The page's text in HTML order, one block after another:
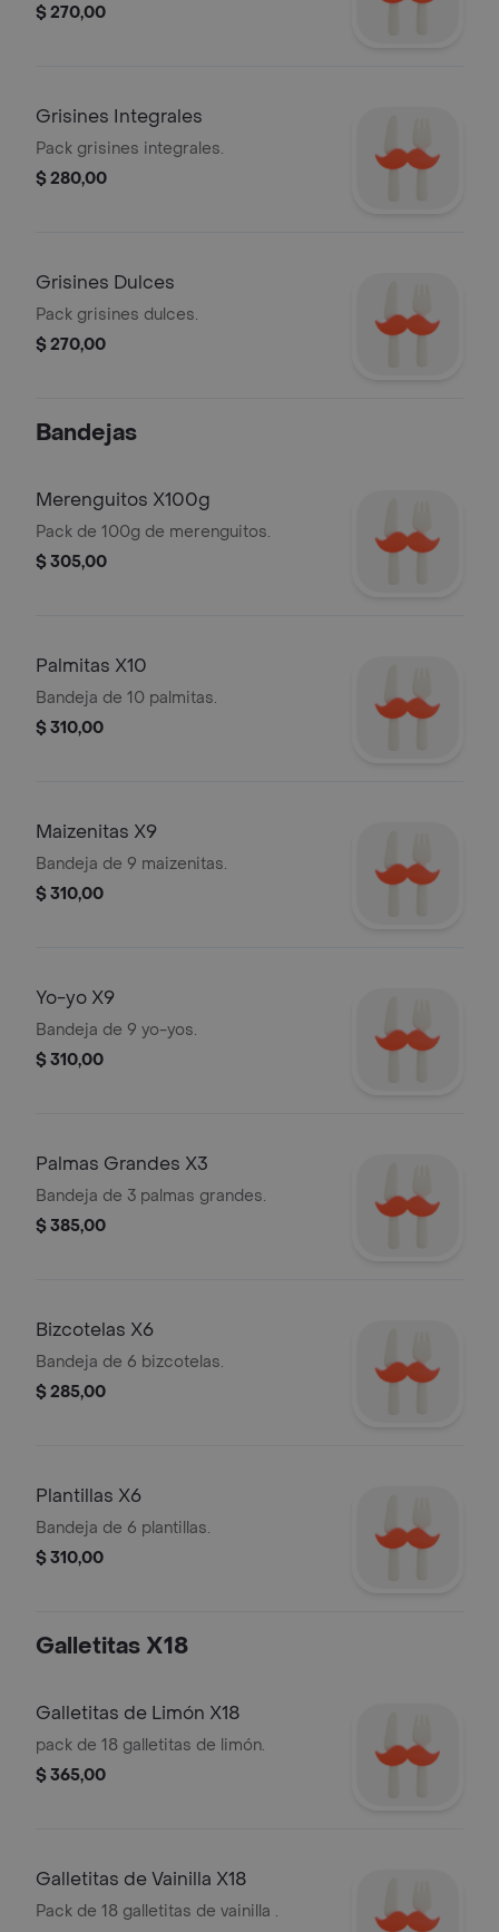
$ 270,00
Grisines Integrales
Pack grisines integrales.
$ 280,00
Grisines Dulces
Pack grisines dulces.
$ 270,00
Bandejas
Merenguitos X100g
Pack de 100g de merenguitos.
$ 305,00
Palmitas X10
Bandeja de 10 palmitas.
$ 310,00
Maizenitas X9
Bandeja de 9 maizenitas.
$ 310,00
Yo-yo X9
Bandeja de 9 yo-yos.
$ 310,00
Palmas Grandes X3
Bandeja de 3 palmas grandes.
$ 385,00
Bizcotelas X6
Bandeja de 6 bizcotelas.
$ 285,00
Plantillas X6
Bandeja de 6 plantillas.
$ 310,00
Galletitas X18
Galletitas de Limón X18
pack de 18 galletitas de limón.
$ 365,00
Galletitas de Vainilla X18
Pack de 18 galletitas de vainilla .